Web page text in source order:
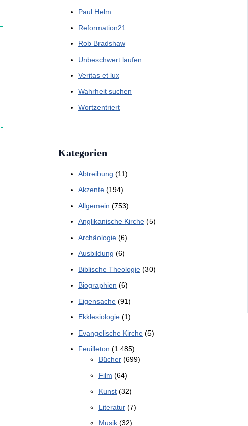
Paul Helm
Reformation21
Rob Bradshaw
Unbeschwert laufen
Veritas et lux
Wahrheit suchen
Wortzentriert
Kategorien
Abtreibung (11)
Akzente (194)
Allgemein (753)
Anglikanische Kirche (5)
Archäologie (6)
Ausbildung (6)
Biblische Theologie (30)
Biographien (6)
Eigensache (91)
Ekklesiologie (1)
Evangelische Kirche (5)
Feuilleton (1.485)
Bücher (699)
Film (64)
Kunst (32)
Literatur (7)
Musik (32)